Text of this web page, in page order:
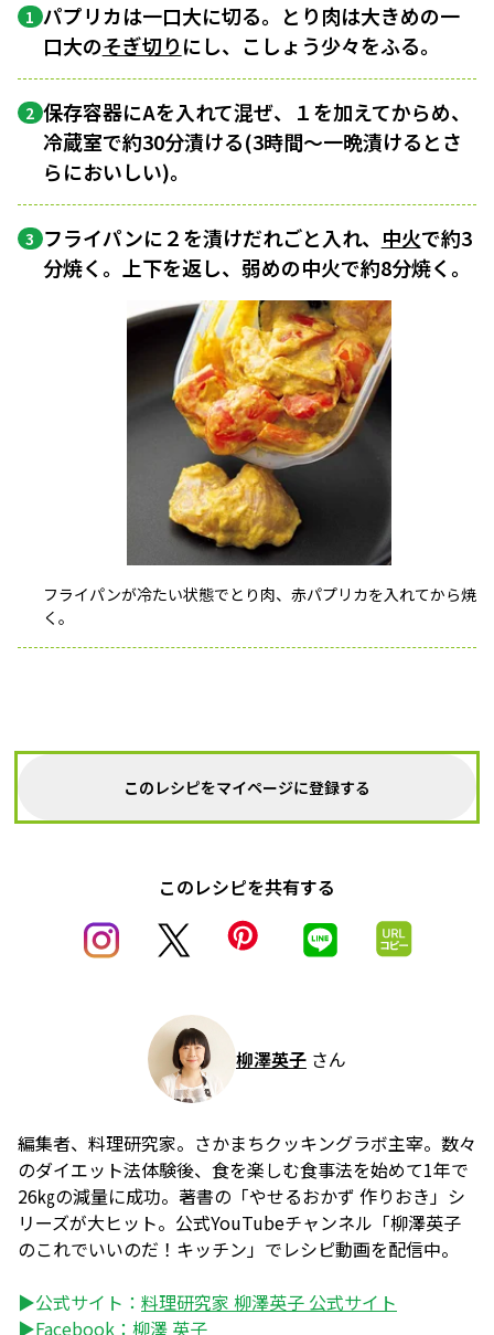
1 パプリカは一口大に切る。とり肉は大きめの一
口大のそぎ切りにし、こしょう少々をふる。
2 保存容器にAを入れて混ぜ、１を加えてからめ、
冷蔵室で約30分漬ける(3時間～一晩漬けるとさ
らにおいしい)。
3 フライパンに２を漬けだれごと入れ、 中火で約3
分焼く。上下を返し、弱めの中火で約8分焼く。
フライパンが冷たい状態でとり肉、赤パプリカを入れてから焼
く。
このレシピをマイページに登録する
このレシピを共有する
柳澤英子 さん
編集者、料理研究家。さかまちクッキングラボ主宰。数々
のダイエット法体験後、食を楽しむ食事法を始めて1年で
26㎏の減量に成功。著書の「やせるおかず 作りおき」シ
リーズが大ヒット。公式YouTubeチャンネル「柳澤英子
のこれでいいのだ！キッチン」でレシピ動画を配信中。
▶公式サイト： 料理研究家 柳澤英子 公式サイト
▶Facebook： 柳澤 英子